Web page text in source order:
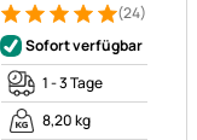
Bewertung: 5 von 5 (24
24 Bewertungen (24)
Sofort verfügbar
1 - 3 Tage
8,20 kg